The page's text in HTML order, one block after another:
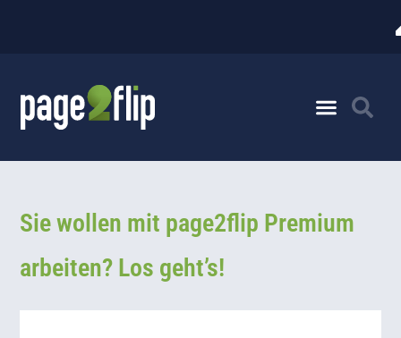
Sie wollen mit page2flip Premium
arbeiten? Los geht’s!